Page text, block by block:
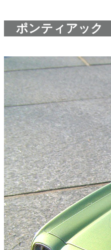
ポンティアック